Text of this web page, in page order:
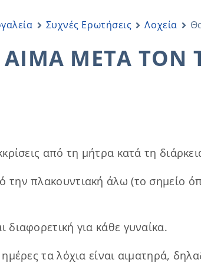
Συχνές Ερωτήσεις Λοχεία
ΜΕΤΆ ΤΟΝ
από τη μήτρα κατά τη
την πλακουντιακή άλω (το σημείο
διαφορετική για κάθε γυναίκα.
τα λόχια είναι αιματηρά,